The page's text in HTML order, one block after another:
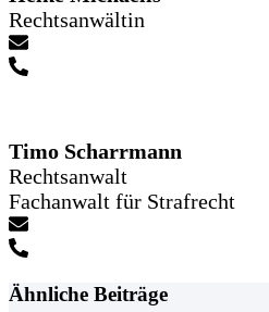
Rechtsanwältin
Timo Scharrmann
Rechtsanwalt
Fachanwalt für Strafrecht
Ähnliche Beiträge